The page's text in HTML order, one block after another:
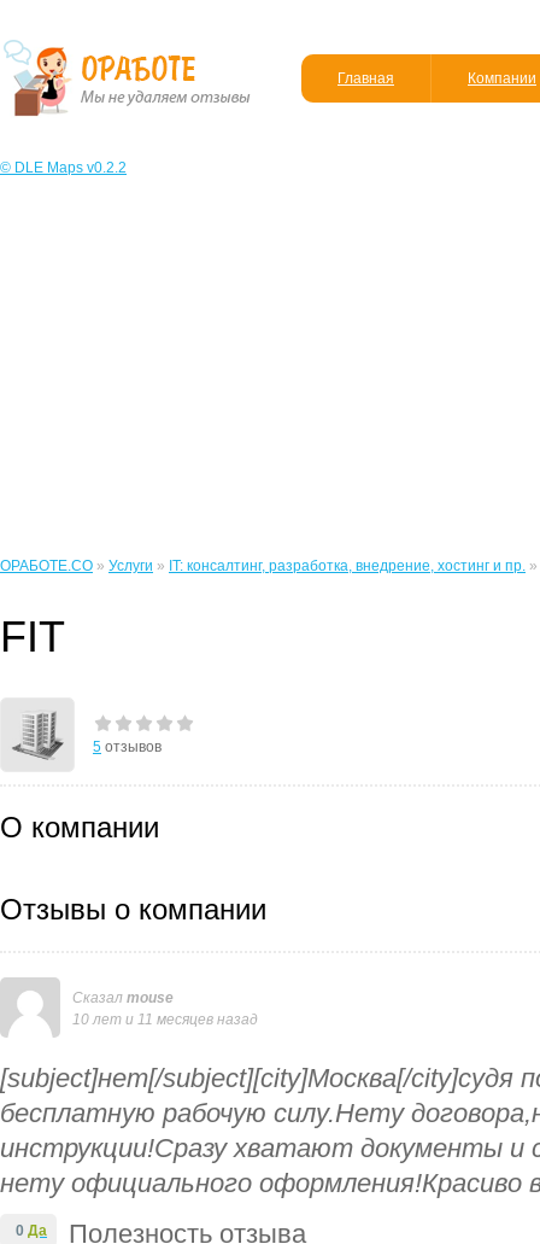
Главная Компании
© DLE Maps v0.2.2
ОРАБОТЕ.CO » Услуги » IT: консалтинг, разработка, внедрение, хостинг и пр.
FIT
5 отзывов
О компании
Отзывы о компании
Сказал mouse
10 лет и 11 месяцев назад
[subject]нет[/subject][city]Москва[/city]судя
бесплатную рабочую силу.Нету
инструкции!Сразу хватают документы и
нету официального оформления!Красиво
Полезность отзыва
0 Да